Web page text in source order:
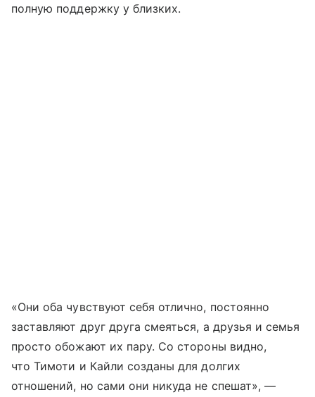
полную поддержку у близких.
«Они оба чувствуют себя отлично, постоянно
заставляют друг друга смеяться, а друзья и семья
просто обожают их пару. Со стороны видно,
что Тимоти и Кайли созданы для долгих
отношений, но сами они никуда не спешат», —